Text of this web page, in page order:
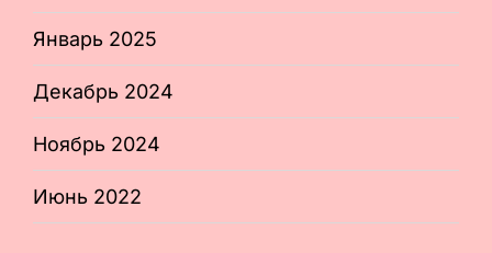
Январь 2025
Декабрь 2024
Ноябрь 2024
Июнь 2022